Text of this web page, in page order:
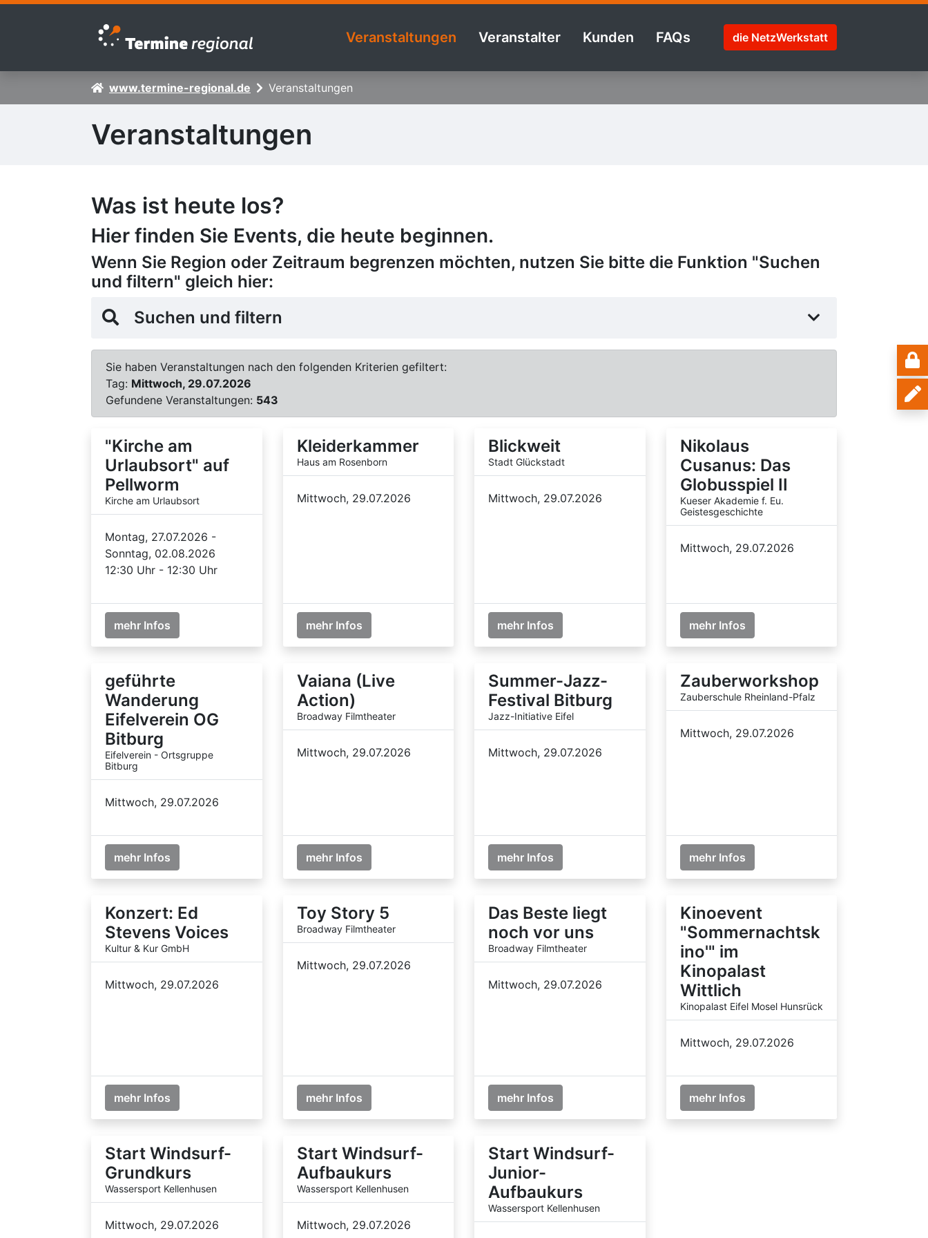
Zur Navigation springen
Zum Inhalt springen
Veranstaltungen Veranstalter Kunden FAQs die NetzWerkstatt
www.termine-regional.de Veranstaltungen
Veranstaltungen
Was ist heute los?
Hier finden Sie Events, die heute beginnen.
Wenn Sie Region oder Zeitraum begrenzen möchten, nutzen Sie bitte die Funktion "Suchen
und filtern" gleich hier:
Suchen und filtern
Sie haben Veranstaltungen nach den folgenden Kriterien gefiltert:
Tag: Mittwoch, 29.07.2026
Gefundene Veranstaltungen: 543
"Kirche am
Urlaubsort" auf
Pellworm
Kirche am Urlaubsort
Montag, 27.07.2026 -
Sonntag, 02.08.2026
12:30 Uhr - 12:30 Uhr
mehr Infos
Kleiderkammer
Haus am Rosenborn
Mittwoch, 29.07.2026
mehr Infos
Blickweit
Stadt Glückstadt
Mittwoch, 29.07.2026
mehr Infos
Nikolaus
Cusanus: Das
Globusspiel II
Kueser Akademie f. Eu.
Geistesgeschichte
Mittwoch, 29.07.2026
mehr Infos
geführte
Wanderung
Eifelverein OG
Bitburg
Eifelverein - Ortsgruppe
Bitburg
Mittwoch, 29.07.2026
mehr Infos
Vaiana (Live
Action)
Broadway Filmtheater
Mittwoch, 29.07.2026
mehr Infos
Summer-Jazz-
Festival Bitburg
Jazz-Initiative Eifel
Mittwoch, 29.07.2026
mehr Infos
Zauberworkshop
Zauberschule Rheinland-Pfalz
Mittwoch, 29.07.2026
mehr Infos
Konzert: Ed
Stevens Voices
Kultur & Kur GmbH
Mittwoch, 29.07.2026
mehr Infos
Toy Story 5
Broadway Filmtheater
Mittwoch, 29.07.2026
mehr Infos
Das Beste liegt
noch vor uns
Broadway Filmtheater
Mittwoch, 29.07.2026
mehr Infos
Kinoevent
"Sommernachtsk
ino'" im
Kinopalast
Wittlich
Kinopalast Eifel Mosel Hunsrück
Mittwoch, 29.07.2026
mehr Infos
Start Windsurf-
Grundkurs
Wassersport Kellenhusen
Mittwoch, 29.07.2026
Start Windsurf-
Aufbaukurs
Wassersport Kellenhusen
Mittwoch, 29.07.2026
Start Windsurf-
Junior-
Aufbaukurs
Wassersport Kellenhusen